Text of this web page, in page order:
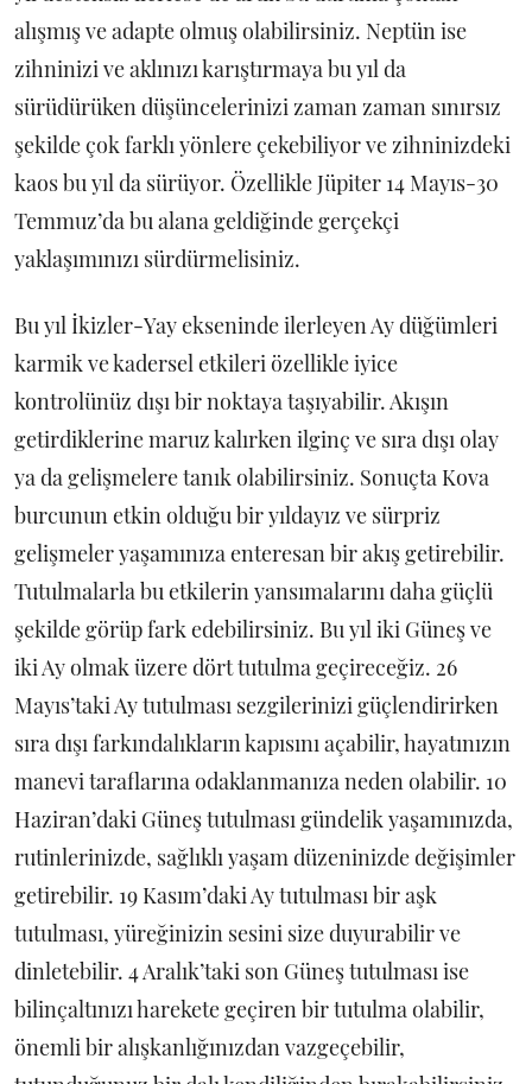
alışmış ve adapte olmuş olabilirsiniz. Neptün ise
zihninizi ve aklınızı karıştırmaya bu yıl da
sürüdürüken düşüncelerinizi zaman zaman sınırsız
şekilde çok farklı yönlere çekebiliyor ve zihninizdeki
kaos bu yıl da sürüyor. Özellikle Jüpiter 14 Mayıs-30
Temmuz’da bu alana geldiğinde gerçekçi
yaklaşımınızı sürdürmelisiniz.
Bu yıl İkizler-Yay ekseninde ilerleyen Ay düğümleri
karmik ve kadersel etkileri özellikle iyice
kontrolünüz dışı bir noktaya taşıyabilir. Akışın
getirdiklerine maruz kalırken ilginç ve sıra dışı olay
ya da gelişmelere tanık olabilirsiniz. Sonuçta Kova
burcunun etkin olduğu bir yıldayız ve sürpriz
gelişmeler yaşamınıza enteresan bir akış getirebilir.
Tutulmalarla bu etkilerin yansımalarını daha güçlü
şekilde görüp fark edebilirsiniz. Bu yıl iki Güneş ve
iki Ay olmak üzere dört tutulma geçireceğiz. 26
Mayıs’taki Ay tutulması sezgilerinizi güçlendirirken
sıra dışı farkındalıkların kapısını açabilir, hayatınızın
manevi taraflarına odaklanmanıza neden olabilir. 10
Haziran’daki Güneş tutulması gündelik yaşamınızda,
rutinlerinizde, sağlıklı yaşam düzeninizde değişimler
getirebilir. 19 Kasım’daki Ay tutulması bir aşk
tutulması, yüreğinizin sesini size duyurabilir ve
dinletebilir. 4 Aralık’taki son Güneş tutulması ise
bilinçaltınızı harekete geçiren bir tutulma olabilir,
önemli bir alışkanlığınızdan vazgeçebilir,